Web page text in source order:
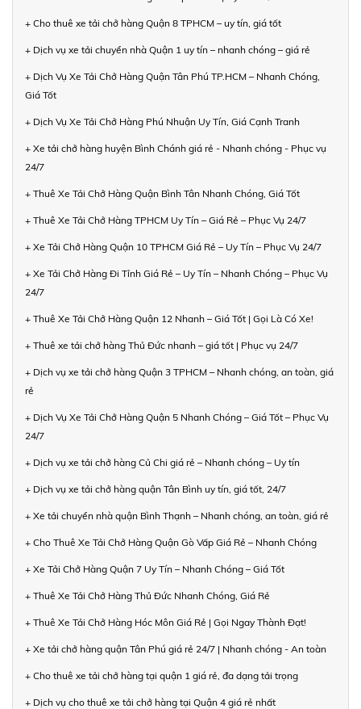
+ Cho thuê xe tải chở hàng Quận 8 TPHCM – uy tín, giá tốt
+ Dịch vụ xe tải chuyển nhà Quận 1 uy tín – nhanh chóng – giá rẻ
+ Dịch Vụ Xe Tải Chở Hàng Quận Tân Phú TP.HCM – Nhanh Chóng,
Giá Tốt
+ Dịch Vụ Xe Tải Chở Hàng Phú Nhuận Uy Tín, Giá Cạnh Tranh
+ Xe tải chở hàng huyện Bình Chánh giá rẻ - Nhanh chóng - Phục vụ
24/7
+ Thuê Xe Tải Chở Hàng Quận Bình Tân Nhanh Chóng, Giá Tốt
+ Thuê Xe Tải Chở Hàng TPHCM Uy Tín – Giá Rẻ – Phục Vụ 24/7
+ Xe Tải Chở Hàng Quận 10 TPHCM Giá Rẻ – Uy Tín – Phục Vụ 24/7
+ Xe Tải Chở Hàng Đi Tỉnh Giá Rẻ – Uy Tín – Nhanh Chóng – Phục Vụ
24/7
+ Thuê Xe Tải Chở Hàng Quận 12 Nhanh – Giá Tốt | Gọi Là Có Xe!
+ Thuê xe tải chở hàng Thủ Đức nhanh – giá tốt | Phục vụ 24/7
+ Dịch vụ xe tải chở hàng Quận 3 TPHCM – Nhanh chóng, an toàn, giá
rẻ
+ Dịch Vụ Xe Tải Chở Hàng Quận 5 Nhanh Chóng – Giá Tốt – Phục Vụ
24/7
+ Dịch vụ xe tải chở hàng Củ Chi giá rẻ – Nhanh chóng – Uy tín
+ Dịch vụ xe tải chở hàng quận Tân Bình uy tín, giá tốt, 24/7
+ Xe tải chuyển nhà quận Bình Thạnh – Nhanh chóng, an toàn, giá rẻ
+ Cho Thuê Xe Tải Chở Hàng Quận Gò Vấp Giá Rẻ – Nhanh Chóng
+ Xe Tải Chở Hàng Quận 7 Uy Tín – Nhanh Chóng – Giá Tốt
+ Thuê Xe Tải Chở Hàng Thủ Đức Nhanh Chóng, Giá Rẻ
+ Thuê Xe Tải Chở Hàng Hóc Môn Giá Rẻ | Gọi Ngay Thành Đạt!
+ Xe tải chở hàng quận Tân Phú giá rẻ 24/7 | Nhanh chóng - An toàn
+ Cho thuê xe tải chở hàng tại quận 1 giá rẻ, đa dạng tải trọng
+ Dịch vụ cho thuê xe tải chở hàng tại Quận 4 giá rẻ nhất